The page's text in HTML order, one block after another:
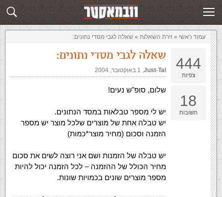
שלח תשובה זירת השאלות
עמוד ראשי » ‏זירת השאלות‏ » שאלה לגבי מסדי נתונים:
444
צפיות
18
תשובות
שאלה לגבי מסדי נתונים:
Just-Tal
,‏ 1 באוקטובר, 2004
שלום, סופ"ש נעים!
יש לי מספר טבלאות במסד הנתונים.
יש טבלה אחת של מוצרים שלכל מוצר יש מספר
הזמנה וסכום (מחיר מוצר*כמות)
יש טבלה של הזמנות ושם אני רוצה לשים את סכום
מחיר הכולל של ההזמנה – לכל הזמנה יכול להיות
מספר מוצרים שונים בכמויות שונות.